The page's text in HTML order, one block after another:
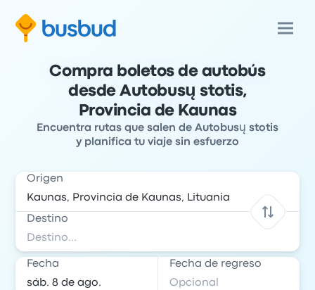
Compra boletos de autobús
desde Autobusų stotis,
Provincia de Kaunas
Encuentra rutas que salen de Autobusų stotis
y planifica tu viaje sin esfuerzo
Origen
Destino
Fecha Fecha de regreso